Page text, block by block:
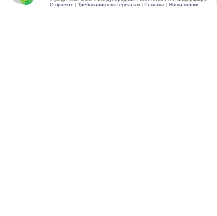
О проекте | Требования к материалам | Реклама | Наши кнопки